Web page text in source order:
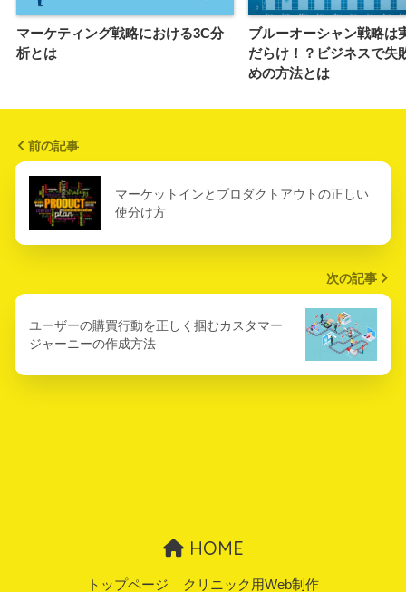
マーケティング戦略における3C分
析とは
ブルーオーシャン戦略は
だらけ！？ビジネスで失
めの方法とは
前の記事
マーケットインとプロダクトアウトの正しい
使分け方
次の記事
ユーザーの購買行動を正しく掴むカスタマー
ジャーニーの作成方法
HOME
トップページ クリニック用Web制作